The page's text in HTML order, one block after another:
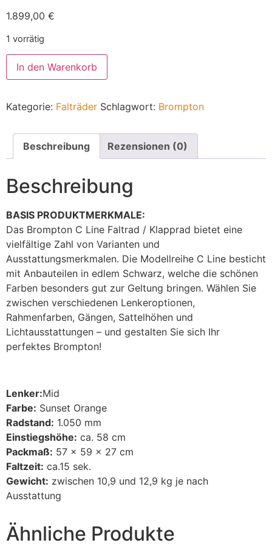
1.899,00 €
1 vorrätig
In den Warenkorb
Kategorie: Falträder Schlagwort: Brompton
Beschreibung Rezensionen (0)
Beschreibung
BASIS PRODUKTMERKMALE:
Das Brompton C Line Faltrad / Klapprad bietet eine
vielfältige Zahl von Varianten und
Ausstattungsmerkmalen. Die Modellreihe C Line besticht
mit Anbauteilen in edlem Schwarz, welche die schönen
Farben besonders gut zur Geltung bringen. Wählen Sie
zwischen verschiedenen Lenkeroptionen,
Rahmenfarben, Gängen, Sattelhöhen und
Lichtausstattungen – und gestalten Sie sich Ihr
perfektes Brompton!
Lenker:Mid
Farbe: Sunset Orange
Radstand: 1.050 mm
Einstiegshöhe: ca. 58 cm
Packmaß: 57 x 59 x 27 cm
Faltzeit: ca.15 sek.
Gewicht: zwischen 10,9 und 12,9 kg je nach
Ausstattung
Ähnliche Produkte